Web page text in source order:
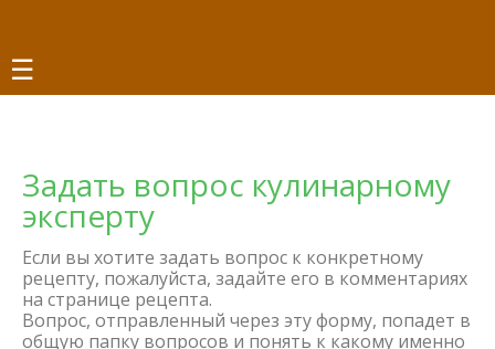
☰
Задать вопрос кулинарному
эксперту
Если вы хотите задать вопрос к конкретному
рецепту, пожалуйста, задайте его в комментариях
на странице рецепта.
Вопрос, отправленный через эту форму, попадет в
общую папку вопросов и понять к какому именно